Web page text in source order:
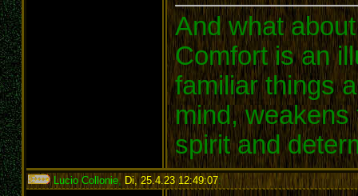
And what
Comfort is an
familiar things
mind, weakens
spirit and
Lucio Collonie, Di, 25.4.23 12:49:07: